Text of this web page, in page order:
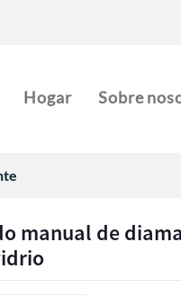
Hogar Sobre
manual de